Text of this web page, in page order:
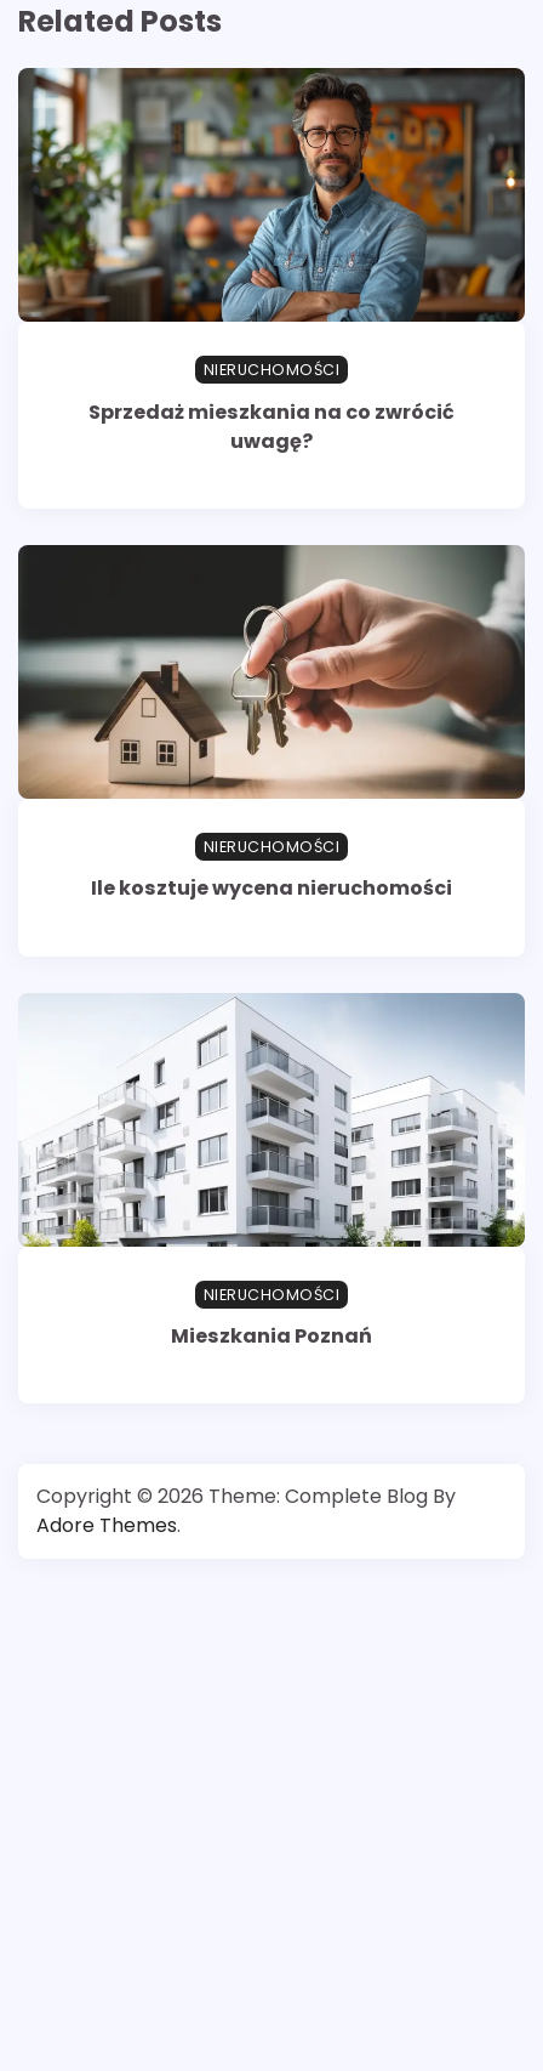
Related Posts
NIERUCHOMOŚCI
Sprzedaż mieszkania na co zwrócić
uwagę?
NIERUCHOMOŚCI
Ile kosztuje wycena nieruchomości
NIERUCHOMOŚCI
Mieszkania Poznań
Copyright © 2026 Theme: Complete Blog By
Adore Themes.